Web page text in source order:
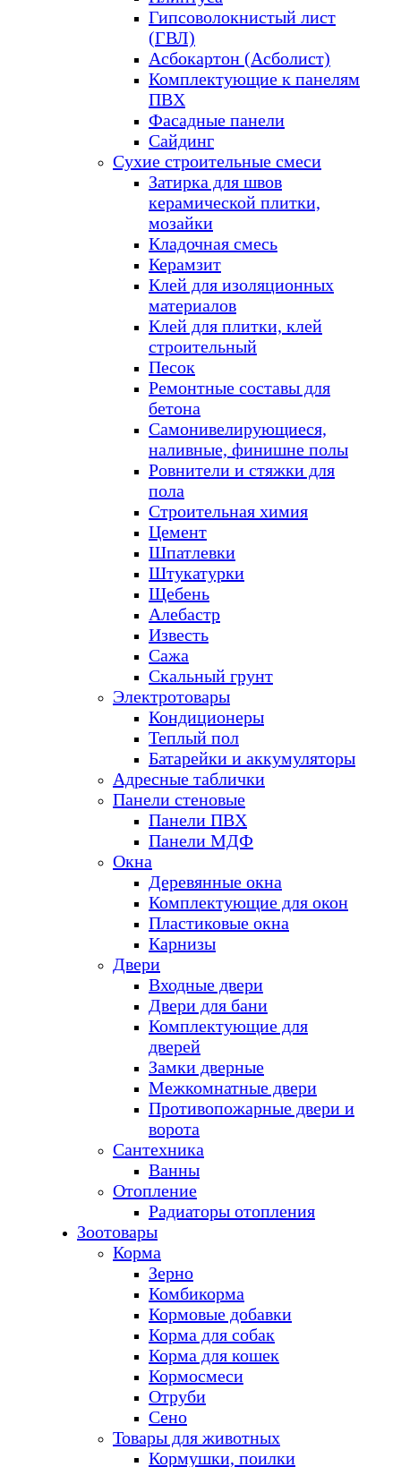
Гипсоволокнистый лист
(ГВЛ)
Асбокартон (Асболист)
Комплектующие к панелям
ПВХ
Фасадные панели
Сайдинг
Сухие строительные смеси
Затирка для швов
керамической плитки,
мозайки
Кладочная смесь
Керамзит
Клей для изоляционных
материалов
Клей для плитки, клей
строительный
Песок
Ремонтные составы для
бетона
Самонивелирующиеся,
наливные, финишне полы
Ровнители и стяжки для
пола
Строительная химия
Цемент
Шпатлевки
Штукатурки
Щебень
Алебастр
Известь
Сажа
Скальный грунт
Электротовары
Кондиционеры
Теплый пол
Батарейки и аккумуляторы
Адресные таблички
Панели стеновые
Панели ПВХ
Панели МДФ
Окна
Деревянные окна
Комплектующие для окон
Пластиковые окна
Карнизы
Двери
Входные двери
Двери для бани
Комплектующие для
дверей
Замки дверные
Межкомнатные двери
Противопожарные двери и
ворота
Сантехника
Ванны
Отопление
Радиаторы отопления
Зоотовары
Корма
Зерно
Комбикорма
Кормовые добавки
Корма для собак
Корма для кошек
Кормосмеси
Отруби
Сено
Товары для животных
Кормушки, поилки